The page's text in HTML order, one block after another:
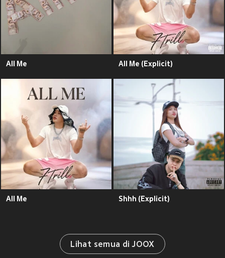
All Me All Me (Explicit)
All Me Shhh (Explicit)
Lihat semua di JOOX